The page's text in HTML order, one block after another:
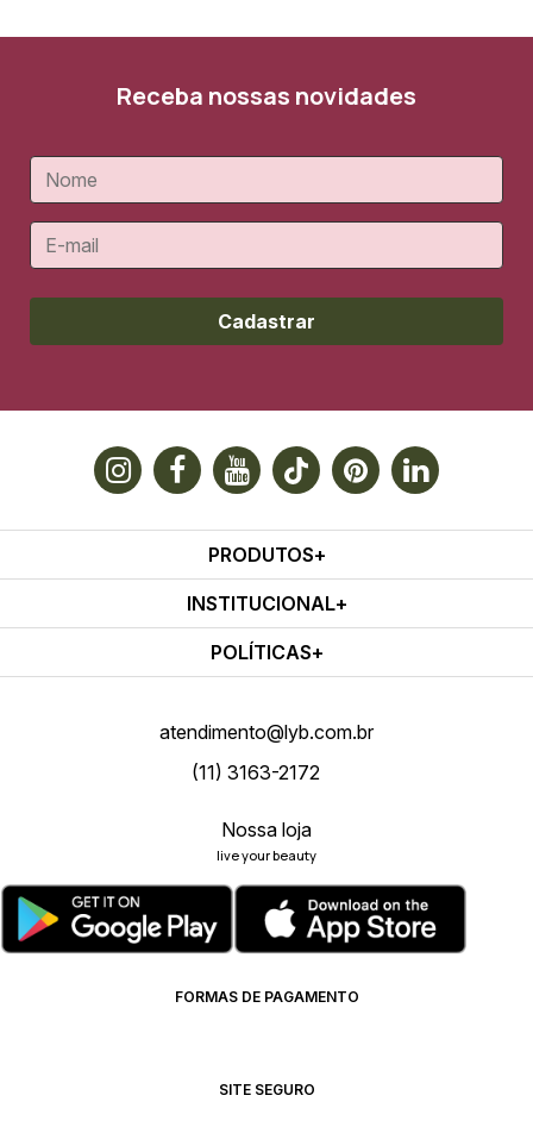
Receba nossas novidades
Cadastrar
PRODUTOS
INSTITUCIONAL
POLÍTICAS
atendimento@lyb.com.br
(11) 3163-2172
Nossa loja
live your beauty
FORMAS DE PAGAMENTO
SITE SEGURO